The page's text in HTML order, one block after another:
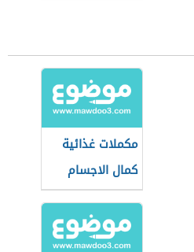
مكملات غذائية
كمال الاجسام